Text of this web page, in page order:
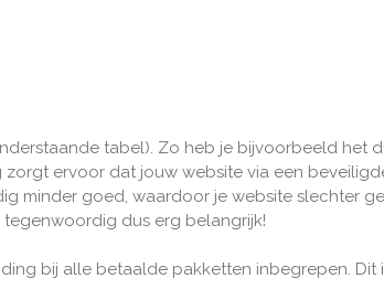
tabel). Zo heb je bijvoorbeeld het
ervoor dat jouw website via een
minder goed, waardoor je website slechter
dus erg belangrijk!
bij alle betaalde pakketten inbegrepen. Dit